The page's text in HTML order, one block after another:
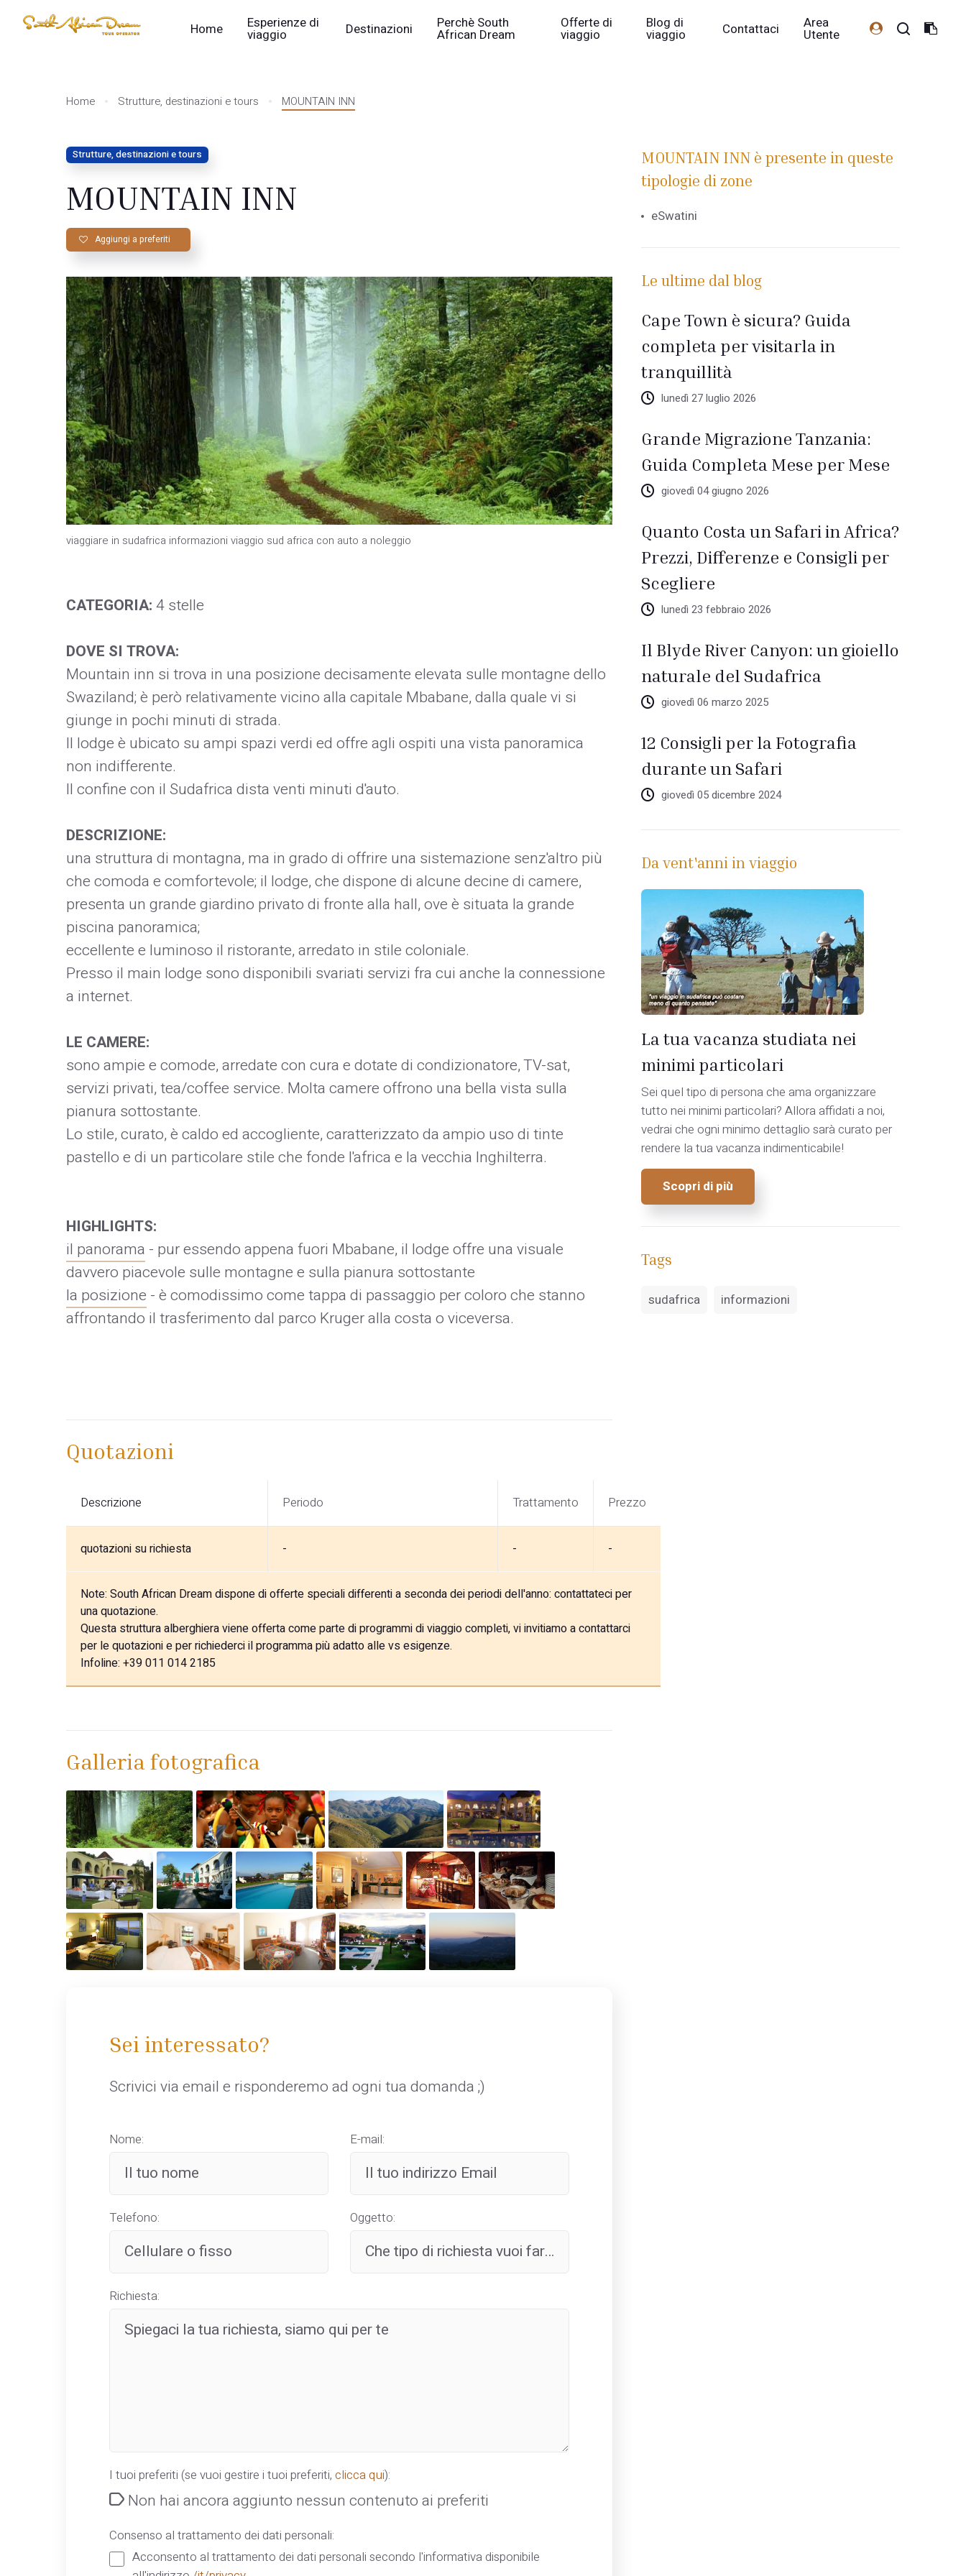
Home Esperienze di
viaggio Destinazioni Perchè South
African Dream
Offerte di
viaggio
Blog di
viaggio Contattaci Area
Utente
Home Strutture, destinazioni e tours MOUNTAIN INN
Strutture, destinazioni e tours
MOUNTAIN INN
Aggiungi a preferiti
viaggiare in sudafrica informazioni viaggio sud africa con auto a noleggio
CATEGORIA:4 stelle
DOVE SI TROVA:
Mountain inn si trova in una posizione decisamente elevata sulle montagne dello
Swaziland; è però relativamente vicino alla capitale Mbabane, dalla quale vi si
giunge in pochi minuti di strada.
Il lodge è ubicato su ampi spazi verdi ed offre agli ospiti una vista panoramica
non indifferente.
Il confine con il Sudafrica dista venti minuti d'auto.
DESCRIZIONE:
una struttura di montagna, ma in grado di offrire una sistemazione senz'altro più
che comoda e comfortevole; il lodge, che dispone di alcune decine di camere,
presenta un grande giardino privato di fronte alla hall, ove è situata la grande
piscina panoramica;
eccellente e luminoso il ristorante, arredato in stile coloniale.
Presso il main lodge sono disponibili svariati servizi fra cui anche la connessione
a internet.
LE CAMERE:
sono ampie e comode, arredate con cura e dotate di condizionatore, TV-sat,
servizi privati, tea/coffee service. Molta camere offrono una bella vista sulla
pianura sottostante.
Lo stile, curato, è caldo ed accogliente, caratterizzato da ampio uso di tinte
pastello e di un particolare stile che fonde l'africa e la vecchia Inghilterra.
HIGHLIGHTS:
il panorama - pur essendo appena fuori Mbabane, il lodge offre una visuale
davvero piacevole sulle montagne e sulla pianura sottostante
la posizione - è comodissimo come tappa di passaggio per coloro che stanno
affrontando il trasferimento dal parco Kruger alla costa o viceversa.
Quotazioni
Descrizione Periodo Trattamento Prezzo
quotazioni su richiesta - - -
Note: South African Dream dispone di offerte speciali differenti a seconda dei periodi dell'anno: contattateci per
una quotazione.
Questa struttura alberghiera viene offerta come parte di programmi di viaggio completi, vi invitiamo a contattarci
per le quotazioni e per richiederci il programma più adatto alle vs esigenze.
Infoline: +39 011 014 2185
Galleria fotografica
Sei interessato?
Scrivici via email e risponderemo ad ogni tua domanda ;)
Nome: E-mail:
Telefono: Oggetto:
Richiesta:
I tuoi preferiti (se vuoi gestire i tuoi preferiti, clicca qui):
Non hai ancora aggiunto nessun contenuto ai preferiti
Consenso al trattamento dei dati personali:
Acconsento al trattamento dei dati personali secondo l'informativa disponibile
MOUNTAIN INN è presente in queste
tipologie di zone
eSwatini
Le ultime dal blog
Cape Town è sicura? Guida
completa per visitarla in
tranquillità
lunedì 27 luglio 2026
Grande Migrazione Tanzania:
Guida Completa Mese per Mese
giovedì 04 giugno 2026
Quanto Costa un Safari in Africa?
Prezzi, Differenze e Consigli per
Scegliere
lunedì 23 febbraio 2026
Il Blyde River Canyon: un gioiello
naturale del Sudafrica
giovedì 06 marzo 2025
12 Consigli per la Fotografia
durante un Safari
giovedì 05 dicembre 2024
Da vent'anni in viaggio
La tua vacanza studiata nei
minimi particolari
Sei quel tipo di persona che ama organizzare
tutto nei minimi particolari? Allora affidati a noi,
vedrai che ogni minimo dettaglio sarà curato per
rendere la tua vacanza indimenticabile!
Scopri di più
Tags
sudafrica informazioni